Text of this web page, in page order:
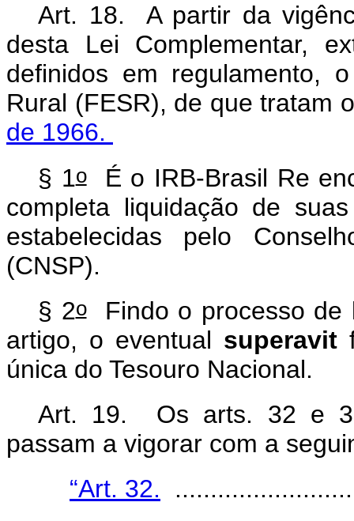
Art. 18. A partir da
desta Lei Complementar,
definidos em regulamento,
Rural (FESR), de que tratam
de 1966.
§ 1oÉ o IRB-Brasil Re
completa liquidação de
estabelecidas pelo
(CNSP).
§ 2oFindo o processo de
artigo, o eventual superavit
única do Tesouro Nacional.
Art. 19. Os arts. 32 e
passam a vigorar com a
“Art. 32.